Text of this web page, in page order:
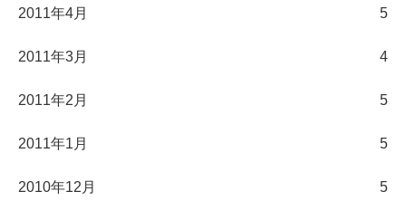
2011年4月 5
2011年3月 4
2011年2月 5
2011年1月 5
2010年12月 5